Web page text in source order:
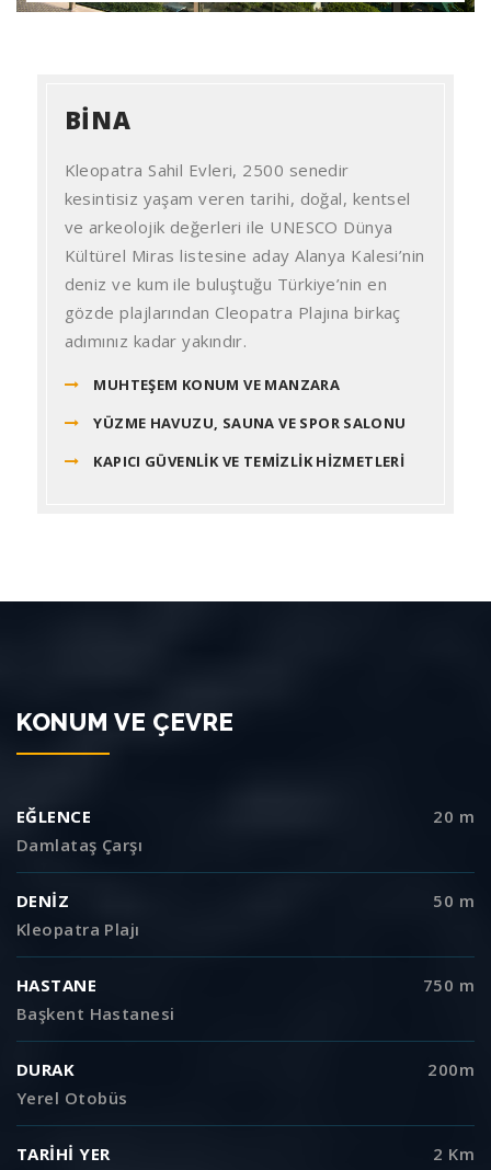
BINA
Kleopatra Sahil Evleri, 2500 senedir
kesintisiz yaşam veren tarihi, doğal, kentsel
ve arkeolojik değerleri ile UNESCO Dünya
Kültürel Miras listesine aday Alanya Kalesi’nin
deniz ve kum ile buluştuğu Türkiye’nin en
gözde plajlarından Cleopatra Plajına birkaç
adımınız kadar yakındır.
MUHTEŞEM KONUM VE MANZARA
YÜZME HAVUZU, SAUNA VE SPOR SALONU
KAPICI GÜVENLİK VE TEMİZLİK HİZMETLERİ
KONUM VE ÇEVRE
EĞLENCE
Damlataş Çarşı
20 m
DENİZ
Kleopatra Plajı
50 m
HASTANE
Başkent Hastanesi
750 m
DURAK
Yerel Otobüs
200m
TARİHİ YER
2 Km